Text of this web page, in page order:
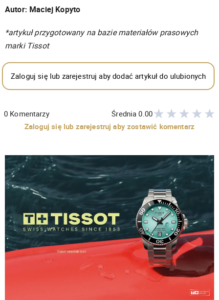
Autor: Maciej Kopyto
*artykuł przygotowany na bazie materiałów prasowych
marki Tissot
Zaloguj się lub zarejestruj aby dodać artykuł do ulubionych
0 Komentarzy Średnia0.00
Zaloguj się lub zarejestruj aby zostawić komentarz